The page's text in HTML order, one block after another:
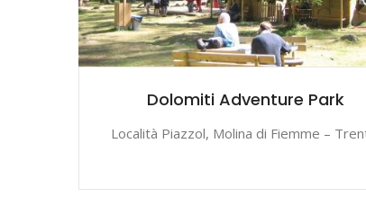
Dolomiti Adventure Park
Località Piazzol, Molina di Fiemme –